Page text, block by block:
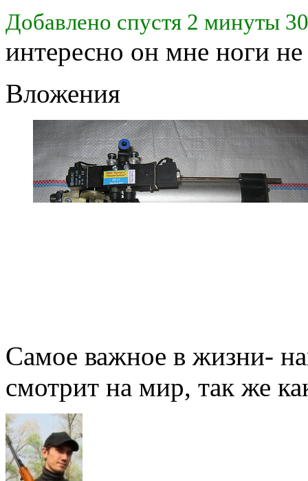
Добавлено спустя 2 минуты
интересно он мне ноги
Вложения
Самое важное в жизни-
смотрит на мир, так же